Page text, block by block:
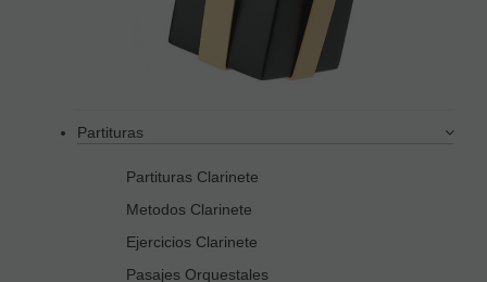
Partituras
Partituras Clarinete
Metodos Clarinete
Ejercicios Clarinete
Pasajes Orquestales